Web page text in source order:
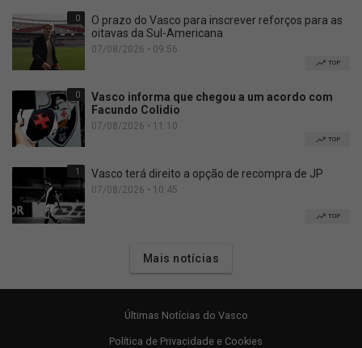
0
O prazo do Vasco para inscrever reforços para as
oitavas da Sul-Americana
07/08/2026 • 09:56
TOP
0
Vasco informa que chegou a um acordo com
Facundo Colidio
07/08/2026 • 11:10
TOP
1 Vasco terá direito a opção de recompra de JP
07/08/2026 • 10:45
TOP
Mais notícias
Últimas Notícias do Vasco
Política de Privacidade e Cookies